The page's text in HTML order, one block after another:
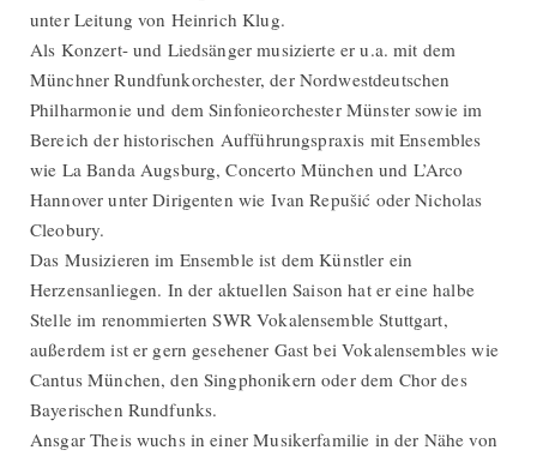
unter Leitung von Heinrich Klug.
Als Konzert- und Liedsänger musizierte er u.a. mit dem
Münchner Rundfunkorchester, der Nordwestdeutschen
Philharmonie und dem Sinfonieorchester Münster sowie im
Bereich der historischen Aufführungspraxis mit Ensembles
wie La Banda Augsburg, Concerto München und L’Arco
Hannover unter Dirigenten wie Ivan Repušić oder Nicholas
Cleobury.
Das Musizieren im Ensemble ist dem Künstler ein
Herzensanliegen. In der aktuellen Saison hat er eine halbe
Stelle im renommierten SWR Vokalensemble Stuttgart,
außerdem ist er gern gesehener Gast bei Vokalensembles wie
Cantus München, den Singphonikern oder dem Chor des
Bayerischen Rundfunks.
Ansgar Theis wuchs in einer Musikerfamilie in der Nähe von